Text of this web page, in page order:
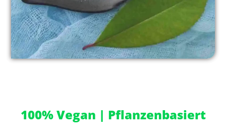
100% Vegan | Pflanzenbasiert